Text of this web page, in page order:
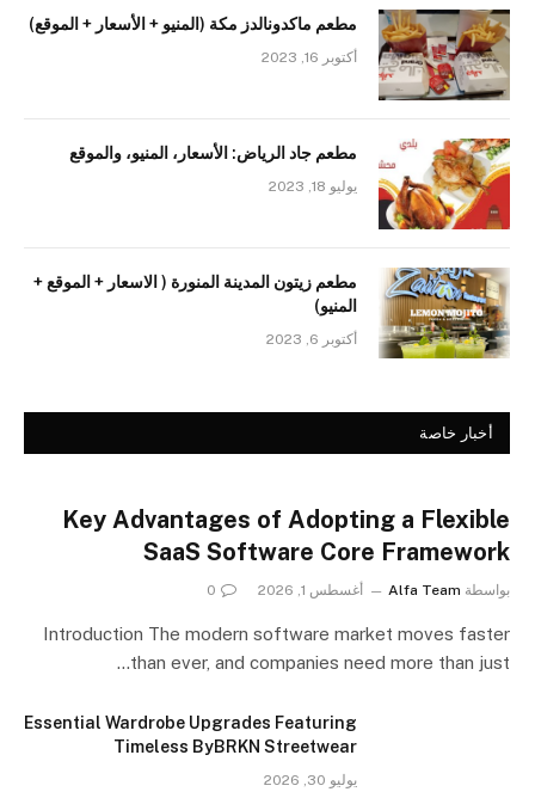
مطعم ماكدونالدز مكة (المنيو + الأسعار + الموقع)
أكتوبر 16, 2023
مطعم جاد الرياض: الأسعار، المنيو، والموقع
يوليو 18, 2023
مطعم زيتون المدينة المنورة ( الاسعار + الموقع +
المنيو)
أكتوبر 6, 2023
أخبار خاصة
Key Advantages of Adopting a Flexible
SaaS Software Core Framework
بواسطة Alfa Team أغسطس 1, 2026 0
Introduction The modern software market moves faster
than ever, and companies need more than just…
Essential Wardrobe Upgrades Featuring
Timeless ByBRKN Streetwear
يوليو 30, 2026